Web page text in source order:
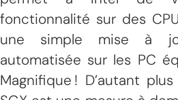
fonctionnalité sur des
une simple mise à
automatisée sur les PC
Magnifique ! D’autant